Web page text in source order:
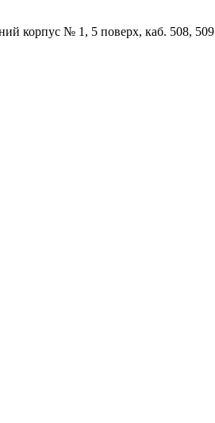
корпус № 1, 5 поверх, каб. 508, 509